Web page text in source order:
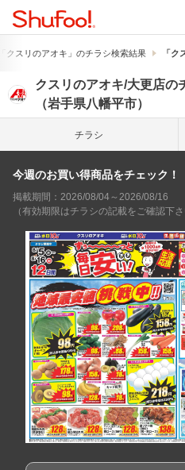
クスリのアオキ」のチラシ検索結果 「
クスリのアオキ/大更店の
（岩手県八幡平市）
チラシ
今週のお買い得商品をチェック！
掲載期間：2026/08/04～2026/08/16
（有効期限はチラシの記載をご確認下さ